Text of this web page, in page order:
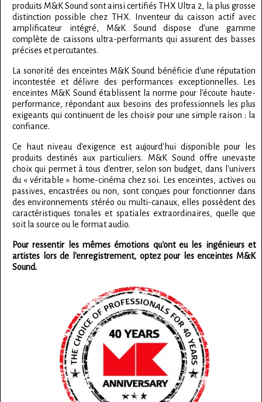
produits M&K Sound sont ainsi certifiés THX Ultra 2, la plus grosse
distinction possible chez THX. Inventeur du caisson actif avec
amplificateur intégré, M&K Sound dispose d’une gamme
complète de caissons ultra-performants qui assurent des basses
précises et percutantes.
La sonorité des enceintes M&K Sound bénéficie d'une réputation
incontestée et délivre des performances exceptionnelles. Les
enceintes M&K Sound établissent la norme pour l'écoute haute-
performance, répondant aux besoins des professionnels les plus
exigeants qui continuent de les choisir pour une simple raison : la
confiance.
Ce haut niveau d'exigence est aujourd'hui disponible pour les
produits destinés aux particuliers. M&K Sound offre unevaste
choix qui permet à tous d'entrer, selon son budget, dans l'univers
du « véritable » home-cinéma chez soi. Les enceintes, actives ou
passives, encastrées ou non, sont conçues pour fonctionner dans
des environnements stéréo ou multi-canaux, elles possèdent des
caractéristiques tonales et spatiales extraordinaires, quelle que
soit la source ou le format audio.
Pour ressentir les mêmes émotions qu'ont eu les ingénieurs et
artistes lors de l'enregistrement, optez pour les enceintes M&K
Sound.